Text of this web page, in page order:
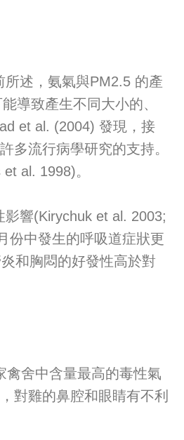
述，氨氣與PM2.5 的產
導致產生不同大小的、
et al. (2004) 發現，接
多流行病學研究的支持。
al. 1998)。
響(Kirychuk et al. 2003;
份中發生的呼吸道症狀更
和胸悶的好發性高於對
舍中含量最高的毒性氣
對雞的鼻腔和眼睛有不利